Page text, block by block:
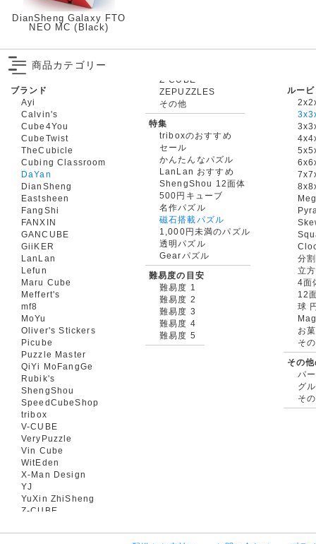
DianSheng Galaxy FTO
NEO MC (Black)
商品カテゴリー
ブランド
Ayi
Calvin's
Cube4You
CubeTwist
TheCubicle
Cubing Classroom
DaYan
DianSheng
Eastsheen
FangShi
FANXIN
GANCUBE
GiiKER
LanLan
Lefun
Maru Cube
Meffert's
mf8
MoYu
Oliver's Stickers
Picube
Puzzle Master
QiYi MoFangGe
Rubik's
ShengShou
SpeedCubeShop
tribox
V-CUBE
VeryPuzzle
Vin Cube
WitEden
X-Man Design
YJ
YuXin ZhiSheng
Z-CUBE
ZEPUZZLES
その他
特集
triboxのおすすめ
セール
かんたんなパズル
LanLan おすすめ
ShengShou 12面体
500円キューブ
名作パズル
磁石搭載パズル
1,000円未満のパズル
透明パズル
Gearパズル
難易度の目安
難易度 1
難易度 2
難易度 3
難易度 4
難易度 5
ルー
分
立
4面
12
球
お
そ
その
パ
グ
そ